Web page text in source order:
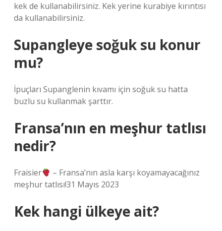
kek de kullanabilirsiniz. Kek yerine kurabiye kırıntısı
da kullanabilirsiniz.
Supangleye soğuk su konur
mu?
İpuçları Supanglenin kıvamı için soğuk su hatta
buzlu su kullanmak şarttır.
Fransa’nın en meşhur tatlısı
nedir?
Fraisier
– Fransa’nın asla karşı koyamayacağınız
meşhur tatlısı!31 Mayıs 2023
Kek hangi ülkeye ait?